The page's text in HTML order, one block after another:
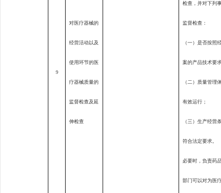
9
对医疗器械的
经营活动以及
使用环节的医
疗器械质量的
监督检查及延
伸检查
检查，并对下列
监督检查：
（一）是否按照
案的产品技术要
（二）质量管理
有效运行；
（三）生产经营
符合法定要求。
必要时，负责药
部门可以对为医